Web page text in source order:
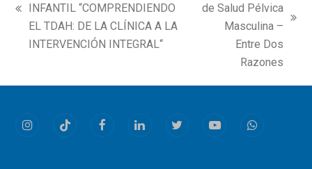
previous
post:
INFANTIL “COMPRENDIENDO
EL TDAH: DE LA CLÍNICA A LA
INTERVENCIÓN INTEGRAL“
de Salud Pélvica
Masculina –
Entre Dos
Razones
InstagramTiktok FacebookLinkedInTwitterYoutubeWhatsapp